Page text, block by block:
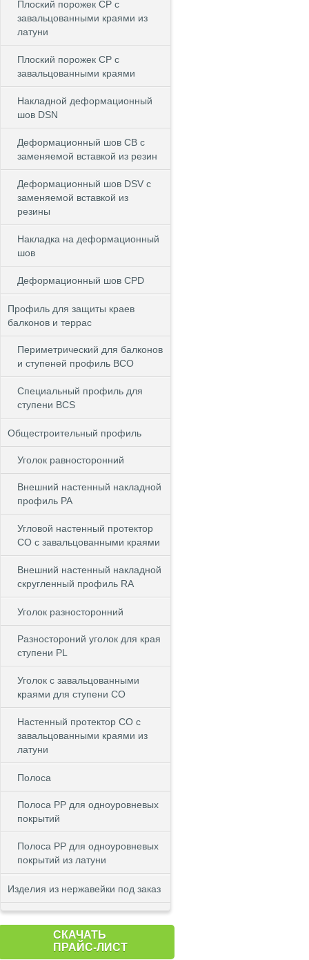
Плоский порожек СP с
завальцованными краями из
латуни
Плоский порожек СP с
завальцованными краями
Накладной деформационный
шов DSN
Деформационный шов CB c
заменяемой вставкой из резин
Деформационный шов DSV c
заменяемой вставкой из
резины
Накладка на деформационный
шов
Деформационный шов CPD
Профиль для защиты краев
балконов и террас
Периметрический для балконов
и ступеней профиль BCO
Специальный профиль для
ступени BCS
Общестроительный профиль
Уголок равносторонний
Внешний настенный накладной
профиль РА
Угловой настенный протектор
СО с завальцованными краями
Внешний настенный накладной
скругленный профиль RА
Уголок разносторонний
Разностороний уголок для края
ступени PL
Уголок с завальцованными
краями для ступени CO
Настенный протектор СО с
завальцованными краями из
латуни
Полоса
Полоса PP для одноуровневых
покрытий
Полоса PP для одноуровневых
покрытий из латуни
Изделия из нержавейки под заказ
СКАЧАТЬ
ПРАЙС-ЛИСТ